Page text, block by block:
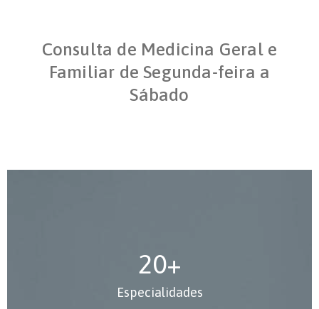
Consulta de Medicina Geral e
Familiar de Segunda-feira a
Sábado
20+
Especialidades